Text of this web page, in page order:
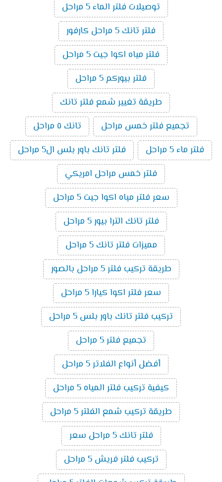
توصيلات فلتر الماء 5 مراحل
فلتر تانك 5 مراحل كارفور
فلتر مياه اكوا جيت 5 مراحل
فلتر بيوركم 5 مراحل
طريقة تغيير شمع فلتر تانك
تجميع فلتر خمس مراحل
تانك ٥ مراحل
فلتر ماء 5 مراحل
فلتر تانك باور بلس ال5 مراحل
فلتر خمس مراحل امريكي
سعر فلتر مياه اكوا جيت 5 مراحل
فلتر تانك الترا بيور 5 مراحل
مميزات فلتر تانك 5 مراحل
طريقة تركيب فلتر 5 مراحل بالصور
سعر فلتر اكوا كيارا 5 مراحل
تركيب فلتر تانك باور بلس 5 مراحل
تجميع فلتر 5 مراحل
أفضل أنواع الفلاتر 5 مراحل
كيفية تركيب فلتر المياه 5 مراحل
طريقة تركيب شمع الفلتر 5 مراحل
فلتر تانك 5 مراحل سعر
تركيب فلتر فريش 5 مراحل